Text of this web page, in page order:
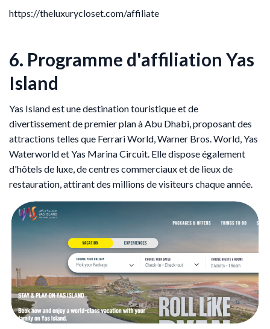
https://theluxurycloset.com/affiliate
6. Programme d'affiliation Yas
Island
Yas Island est une destination touristique et de
divertissement de premier plan à Abu Dhabi, proposant des
attractions telles que Ferrari World, Warner Bros. World, Yas
Waterworld et Yas Marina Circuit. Elle dispose également
d'hôtels de luxe, de centres commerciaux et de lieux de
restauration, attirant des millions de visiteurs chaque année.